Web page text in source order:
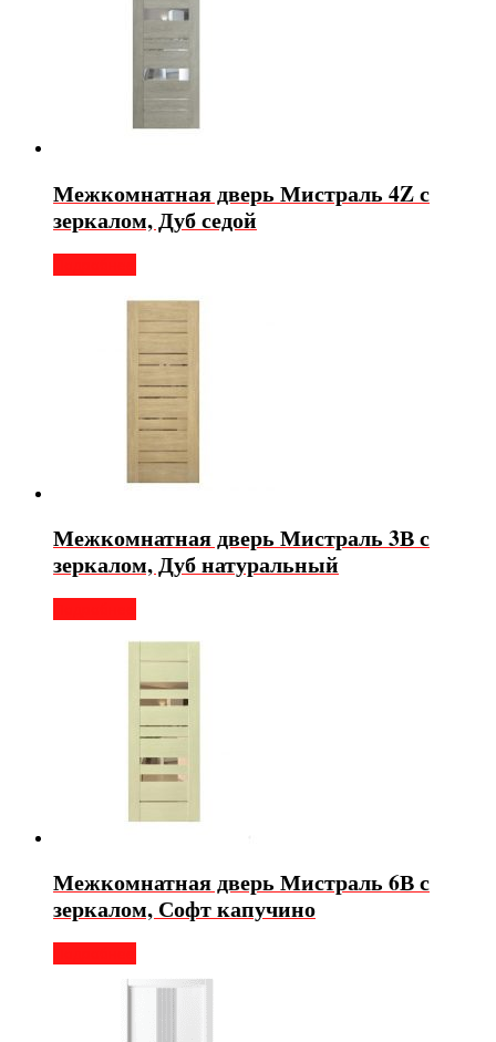
Межкомнатная дверь Мистраль 4Z с
зеркалом, Дуб седой
Межкомнатная дверь Мистраль 3В с
зеркалом, Дуб натуральный
Межкомнатная дверь Мистраль 6В с
зеркалом, Софт капучино